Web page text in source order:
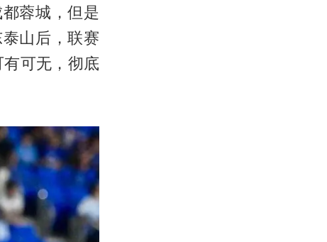
蓉城，但是
山后，联赛
有可无，彻底